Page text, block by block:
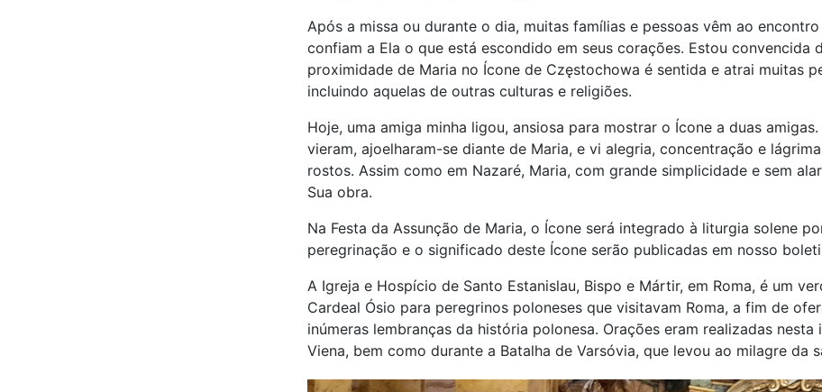
Após a missa ou durante o dia, muitas famílias e pessoas vêm ao
confiam a Ela o que está escondido em seus corações. Estou convencida
proximidade de Maria no Ícone de Częstochowa é sentida e atrai muitas
incluindo aquelas de outras culturas e religiões.
Hoje, uma amiga minha ligou, ansiosa para mostrar o Ícone a duas amigas.
vieram, ajoelharam-se diante de Maria, e vi alegria, concentração e
rostos. Assim como em Nazaré, Maria, com grande simplicidade e sem
Sua obra.
Na Festa da Assunção de Maria, o Ícone será integrado à liturgia solene
peregrinação e o significado deste Ícone serão publicadas em nosso
A Igreja e Hospício de Santo Estanislau, Bispo e Mártir, em Roma, é um
Cardeal Ósio para peregrinos poloneses que visitavam Roma, a fim de
inúmeras lembranças da história polonesa. Orações eram realizadas
Viena, bem como durante a Batalha de Varsóvia, que levou ao milagre da